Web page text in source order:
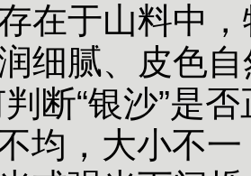
在于山料中
细腻、皮色
“银沙”是否
，大小不一